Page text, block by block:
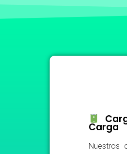
Carga
Nuestros